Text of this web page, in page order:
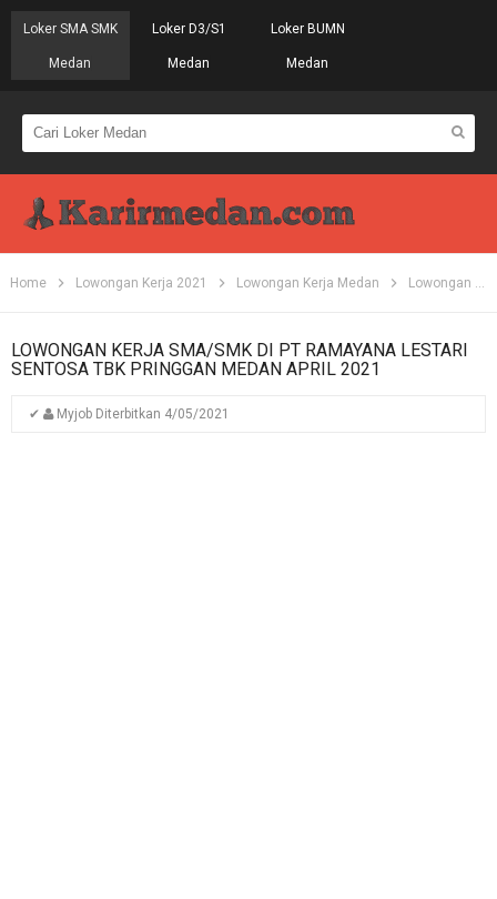
Loker SMA SMK
Medan
Loker D3/S1
Medan
Loker BUMN
Medan
Home Lowongan Kerja 2021 Lowongan Kerja Medan Lowongan Kerja SMA
LOWONGAN KERJA SMA/SMK DI PT RAMAYANA LESTARI
SENTOSA TBK PRINGGAN MEDAN APRIL 2021
✔ Myjob Diterbitkan 4/05/2021